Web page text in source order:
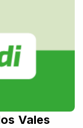
Vales